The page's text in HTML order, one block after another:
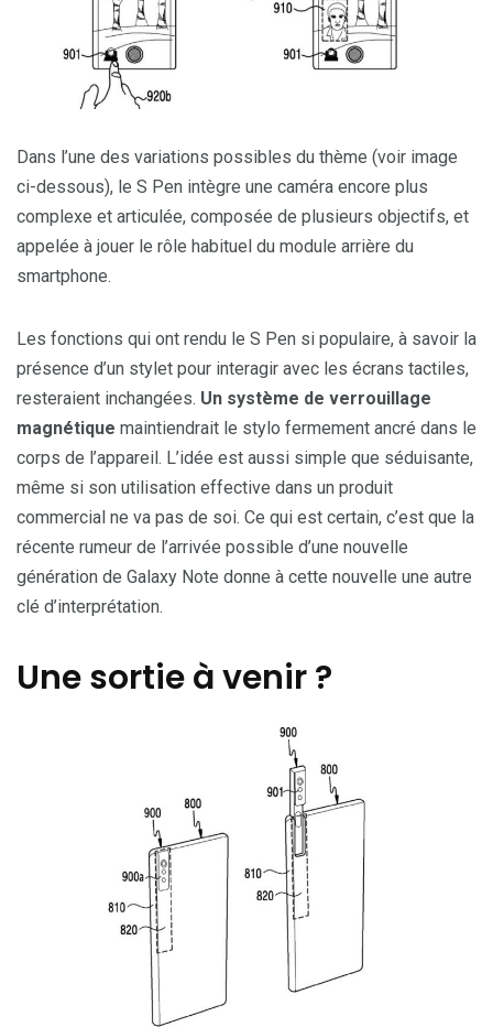
Dans l’une des variations possibles du thème (voir image
ci-dessous), le S Pen intègre une caméra encore plus
complexe et articulée, composée de plusieurs objectifs, et
appelée à jouer le rôle habituel du module arrière du
smartphone.
Les fonctions qui ont rendu le S Pen si populaire, à savoir la
présence d’un stylet pour interagir avec les écrans tactiles,
resteraient inchangées. Un système de verrouillage
magnétique maintiendrait le stylo fermement ancré dans le
corps de l’appareil. L’idée est aussi simple que séduisante,
même si son utilisation effective dans un produit
commercial ne va pas de soi. Ce qui est certain, c’est que la
récente rumeur de l’arrivée possible d’une nouvelle
génération de Galaxy Note donne à cette nouvelle une autre
clé d’interprétation.
Une sortie à venir ?